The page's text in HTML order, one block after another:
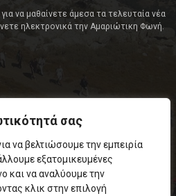
σας
να βελτιώσουμε την εμπειρία
εξατομικευμένες
και να αναλύουμε την
κλικ στην επιλογή
να μαθαίνετε άμεσα τα τελευταία νέα
ηλεκτρονικά την Αμαριώτικη Φωνή.